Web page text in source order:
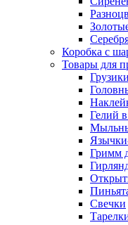
Коробка с
Товары для
Гелий
Гримм
Свечки